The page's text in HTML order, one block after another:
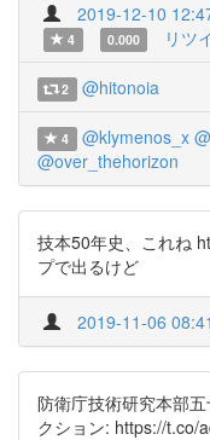
2019-12-10
4
0.000 リツ
2 @hitonoia
4 @klymenos_x
@over_thehorizon
技本50年史、これね
プで出るけど
2019-11-06
防衛庁技術研究本部
クション: https://t.co/